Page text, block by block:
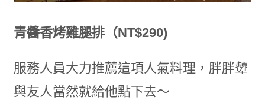
青醬香烤雞腿排（NT$290)
服務人員大力推薦這項人氣料理，胖胖顰
與友人當然就給他點下去～